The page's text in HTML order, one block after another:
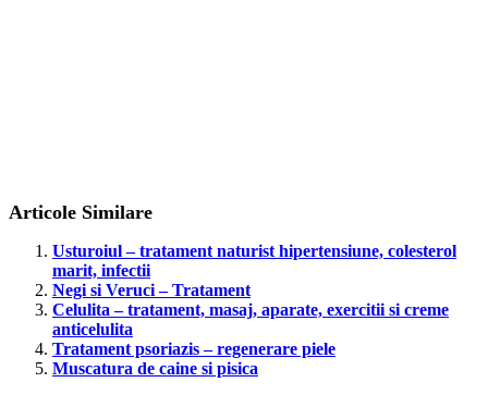
Articole Similare
Usturoiul – tratament naturist hipertensiune, colesterol
marit, infectii
Negi si Veruci – Tratament
Celulita – tratament, masaj, aparate, exercitii si creme
anticelulita
Tratament psoriazis – regenerare piele
Muscatura de caine si pisica